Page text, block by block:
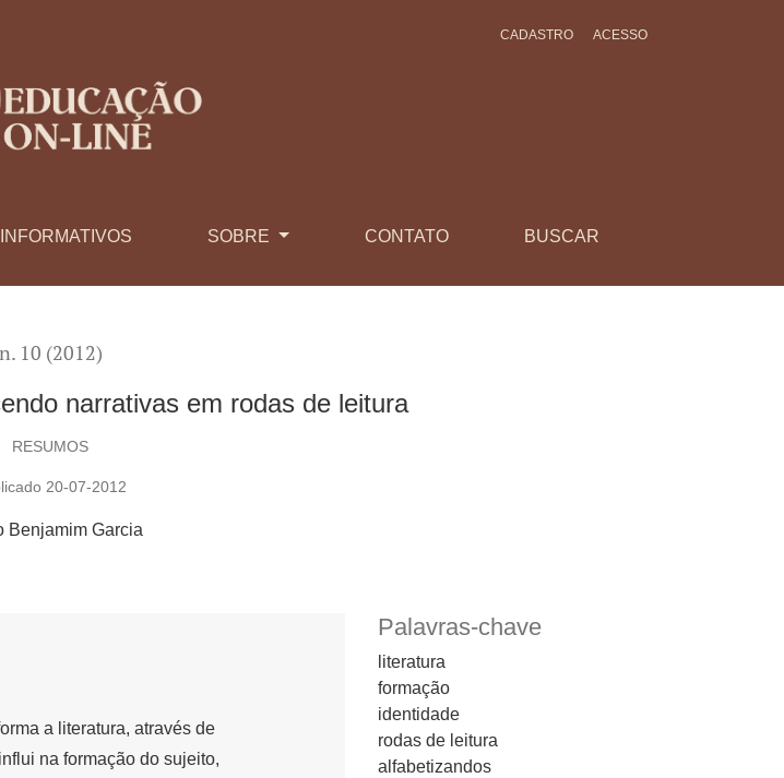
INFORMATIVOS SOBRE CONTATO BUSCAR
CADASTRO ACESSO
n. 10 (2012)
narrativas em rodas de leitura
RESUMOS
20-07-2012
Benjamim Garcia
Palavras-chave
literatura
formação
identidade
rodas de leitura
alfabetizandos
a literatura, através de
na formação do sujeito,